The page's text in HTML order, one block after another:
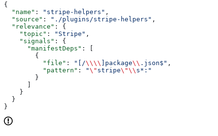
{
  "name"
: "stripe-helpers" ,
  "source"
: "./plugins/stripe-helpers" ,
  "relevance"
: {
    "topic"
: "Stripe" ,
    "signals"
: {
      "manifestDeps"
: [
        {
          "file"
: "[/\\\\ ]package\\ .json$" ,
          "pattern"
: "\" stripe\"\\ s*:"
        }
      ]
    }
  }
}